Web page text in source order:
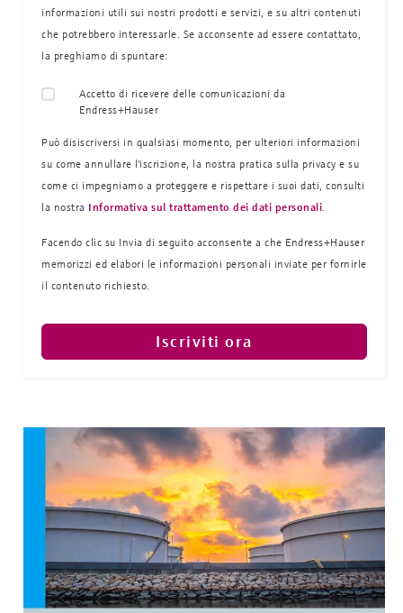
informazioni utili sui nostri prodotti e servizi, e su altri contenuti
che potrebbero interessarle. Se acconsente ad essere contattato,
la preghiamo di spuntare:
Accetto di ricevere delle comunicazioni da
Endress+Hauser
Può disiscriversi in qualsiasi momento, per ulteriori informazioni
su come annullare l'iscrizione, la nostra pratica sulla privacy e su
come ci impegniamo a proteggere e rispettare i suoi dati, consulti
la nostra Informativa sul trattamento dei dati personali
Facendo clic su Invia di seguito acconsente a che Endress+Hauser
memorizzi ed elabori le informazioni personali inviate per fornirle
il contenuto richiesto.